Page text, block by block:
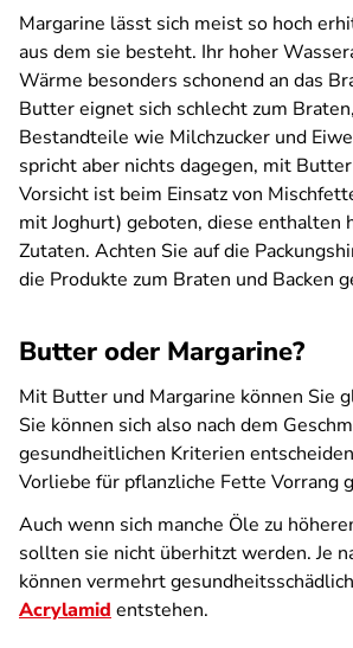
Margarine lässt sich meist so hoch
aus dem sie besteht. Ihr hoher
Wärme besonders schonend an das
Butter eignet sich schlecht zum
Bestandteile wie Milchzucker und
spricht aber nichts dagegen, mit
Vorsicht ist beim Einsatz von
mit Joghurt) geboten, diese enthalten
Zutaten. Achten Sie auf die
die Produkte zum Braten und Backen
Butter oder Margarine?
Mit Butter und Margarine können Sie
Sie können sich also nach dem
gesundheitlichen Kriterien
Vorliebe für pflanzliche Fette Vorrang
Auch wenn sich manche Öle zu
sollten sie nicht überhitzt werden. Je
können vermehrt
Acrylamid entstehen.